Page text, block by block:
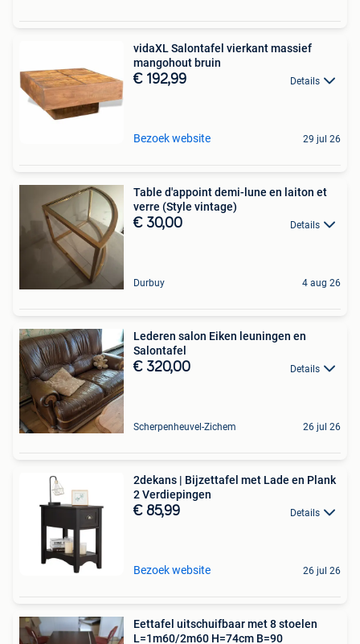
vidaXL Salontafel vierkant massief
mangohout bruin
€ 192,99 Details
Bezoek website 29 jul 26
Table d'appoint demi-lune en laiton et
verre (Style vintage)
€ 30,00 Details
Durbuy 4 aug 26
Lederen salon Eiken leuningen en
Salontafel
€ 320,00 Details
Scherpenheuvel-Zichem 26 jul 26
2dekans | Bijzettafel met Lade en Plank
2 Verdiepingen
€ 85,99 Details
Bezoek website 26 jul 26
Eettafel uitschuifbaar met 8 stoelen
L=1m60/2m60 H=74cm B=90